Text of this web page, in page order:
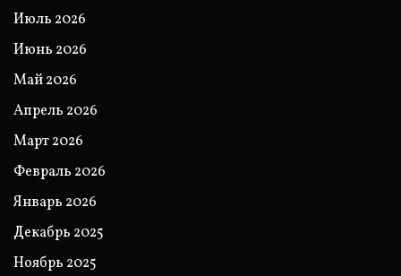
Июль 2026
Июнь 2026
Май 2026
Апрель 2026
Март 2026
Февраль 2026
Январь 2026
Декабрь 2025
Ноябрь 2025